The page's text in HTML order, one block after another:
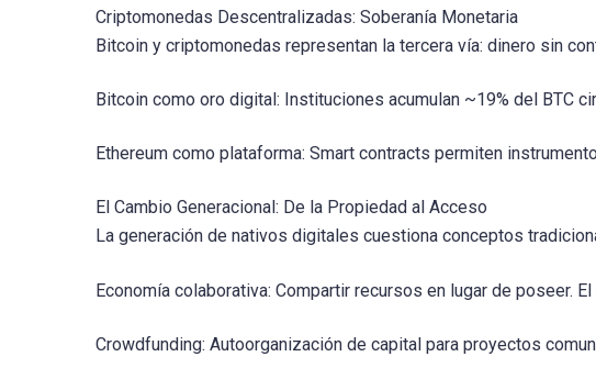
Criptomonedas Descentralizadas: Soberanía Monetaria
Bitcoin y criptomonedas representan la tercera vía: dinero sin
Bitcoin como oro digital: Instituciones acumulan ~19% del BTC
Ethereum como plataforma: Smart contracts permiten
El Cambio Generacional: De la Propiedad al Acceso
La generación de nativos digitales cuestiona conceptos
Economía colaborativa: Compartir recursos en lugar de poseer.
Crowdfunding: Autoorganización de capital para proyectos